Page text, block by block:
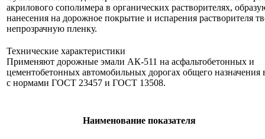
акрилового сополимера в органических растворителях,
нанесения на дорожное покрытие и испарения растворителя
непрозрачную пленку.
Технические характеристики
Применяют дорожные эмали АК-511 на асфальтобетонных и
цементобетонных автомобильных дорогах общего назначения
с нормами ГОСТ 23457 и ГОСТ 13508.
Наименование показателя